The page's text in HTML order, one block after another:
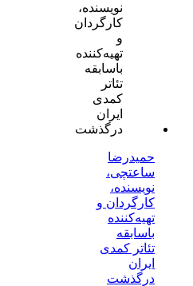
حمیدرضا
ساعتچی،
نویسنده،
کارگردان و
تهیه‌کننده
باسابقه
تئاتر کمدی
ایران
درگذشت